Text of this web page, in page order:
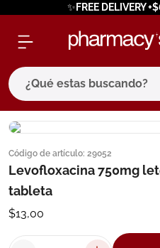
✨FREE DELIVERY
¿Qué estas buscando?
Código de artículo: 29052
Levofloxacina 750mg
tableta
$13,00
términos más
1. eucerin